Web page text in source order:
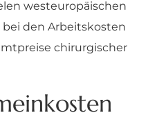
westeuropäischen
den Arbeitskosten
chirurgischer